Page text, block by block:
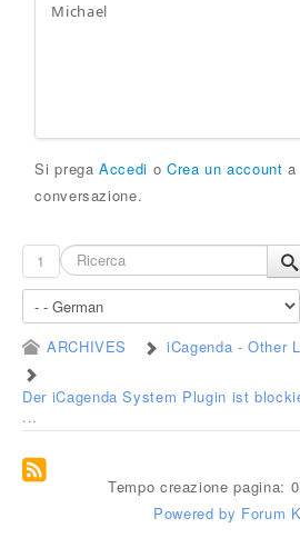
Michael
Si pregaAccedi o Crea un account a
conversazione.
1
ARCHIVES iCagenda - Other
Der iCagenda System Plugin ist
...
Tempo creazione pagina:
Powered by Forum